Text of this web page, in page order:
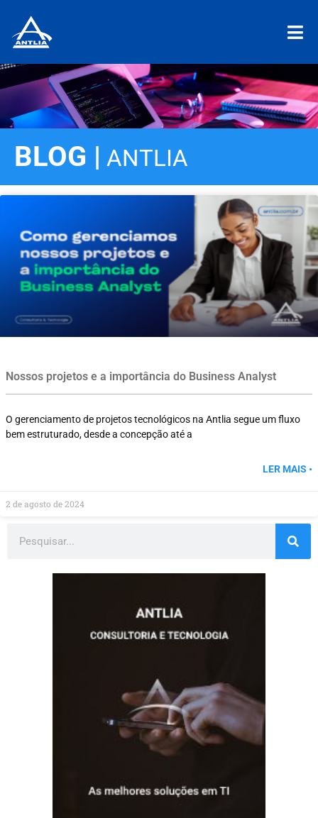
BLOG | ANTLIA
Nossos projetos e a importância do Business Analyst
O gerenciamento de projetos tecnológicos na Antlia segue um fluxo
bem estruturado, desde a concepção até a
LER MAIS •
2 de agosto de 2024